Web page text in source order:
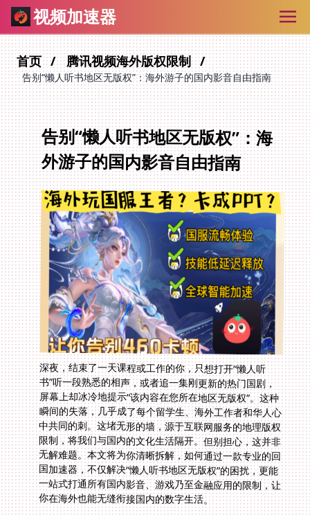
视频加速器
首页 腾讯视频海外版权限制
告别“懒人听书地区无版权”：海外游子的国内影音自由指南
告别“懒人听书地区无版权”：海
外游子的国内影音自由指南
深夜，结束了一天课程或工作的你，只想打开“懒人听
书”听一段熟悉的相声，或者追一集刚更新的热门国剧，
屏幕上却冰冷地提示“该内容在您所在地区无版权”。这种
瞬间的失落，几乎成了每个留学生、海外工作者和华人心
中共同的刺。这堵无形的墙，源于互联网服务的地理版权
限制，将我们与国内的文化生活隔开。但别担心，这并非
无解难题。本文将为你清晰拆解，如何通过一款专业的回
国加速器，不仅解决“懒人听书地区无版权”的困扰，更能
一站式打通所有国内影音、游戏乃至金融应用的限制，让
你在海外也能无缝衔接国内的数字生活。